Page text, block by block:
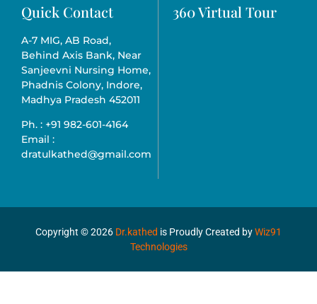
Quick Contact
A-7 MIG, AB Road,
Behind Axis Bank, Near
Sanjeevni Nursing Home,
Phadnis Colony, Indore,
Madhya Pradesh 452011
Ph. : +91 982-601-4164
Email :
dratulkathed@gmail.com
360 Virtual Tour
Copyright ©2026 Dr.kathed is Proudly Created byWiz91
Technologies